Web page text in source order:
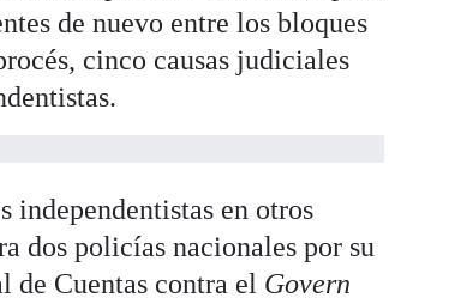
de nuevo entre los bloques
cinco causas judiciales
independentistas en otros
dos policías nacionales por su
Cuentas contra el Govern